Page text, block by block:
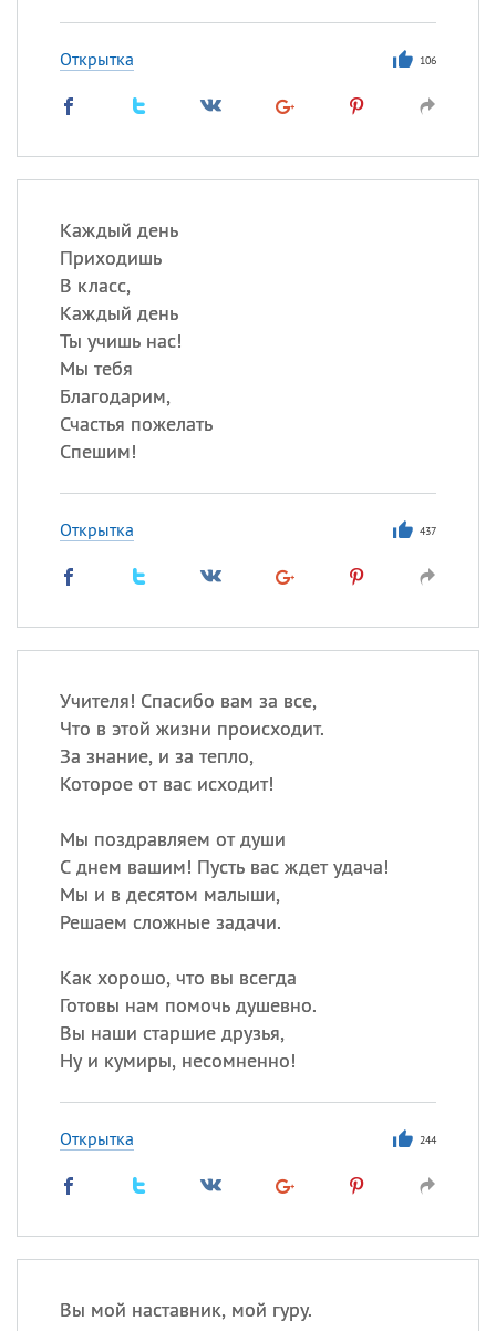
Открытка 106
Каждый день
Приходишь
В класс,
Каждый день
Ты учишь нас!
Мы тебя
Благодарим,
Счастья пожелать
Спешим!
Открытка 437
Учителя! Спасибо вам за все,
Что в этой жизни происходит.
За знание, и за тепло,
Которое от вас исходит!
Мы поздравляем от души
С днем вашим! Пусть вас ждет удача!
Мы и в десятом малыши,
Решаем сложные задачи.
Как хорошо, что вы всегда
Готовы нам помочь душевно.
Вы наши старшие друзья,
Ну и кумиры, несомненно!
Открытка 244
Вы мой наставник, мой гуру.
Посмотреть значение